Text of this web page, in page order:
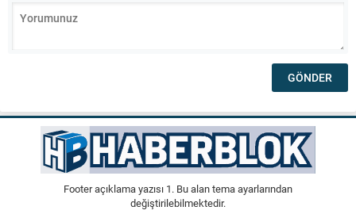
Footer açıklama yazısı 1. Bu alan tema ayarlarından
değiştirilebilmektedir.